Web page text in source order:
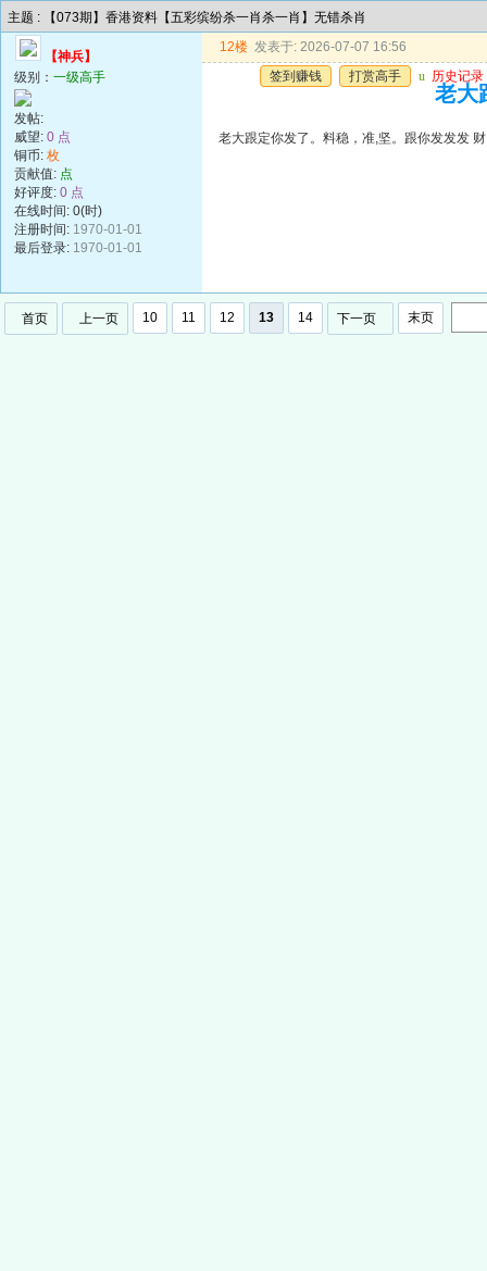
主题 : 【073期】香港资料【五彩缤纷杀一肖杀一肖】无错杀肖
【神兵】
级别： 一级高手
发帖:
威望: 0 点
铜币: 枚
贡献值: 点
好评度: 0 点
在线时间: 0(时)
注册时间: 1970-01-01
最后登录: 1970-01-01
12楼 发表于: 2026-07-07 16:56
签到赚钱
打赏高手 u 历史记录
老大
老大跟定你发了。料稳，准,坚。跟你发发发 财
首页 上一页 10 11 12 13 14 下一页 末页